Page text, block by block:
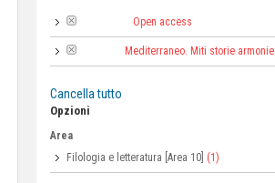
Open access
Mediterraneo. Miti storie armonie
Cancella tutto
Opzioni
Area
Filologia e letteratura [Area 10] (1)